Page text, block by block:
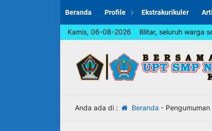
Beranda Profile Ekstrakurikuler
Kamis, 06-08-2026
Dalam rangka memperingati Hari Jadi Blitar, seluruh warga
Anda ada di : Beranda - Pengumuman